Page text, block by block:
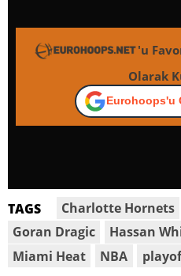
'u
Olarak
Eurohoops'u
TAGS Charlotte Hornets
Goran Dragic
Hassan
Miami Heat
NBA